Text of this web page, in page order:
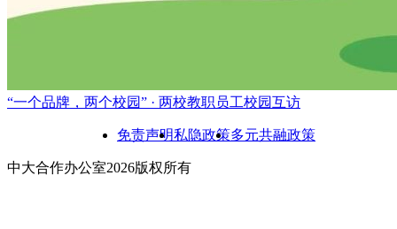
“一个品牌，两个校园” · 两校教职员工校园互访
免责声明私隐政策多元共融政策
中大合作办公室2026版权所有